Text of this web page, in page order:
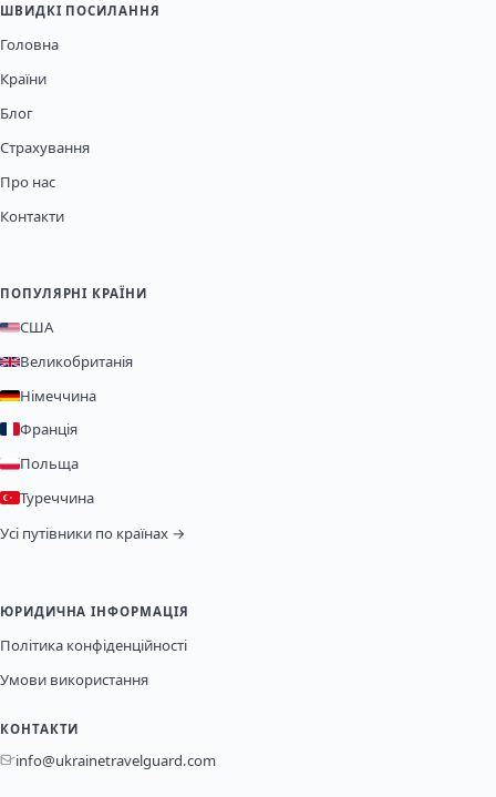
ШВИДКІ ПОСИЛАННЯ
Головна
Країни
Блог
Страхування
Про нас
Контакти
ПОПУЛЯРНІ КРАЇНИ
США
Великобританія
Німеччина
Франція
Польща
Туреччина
Усі путівники по країнах →
ЮРИДИЧНА ІНФОРМАЦІЯ
Політика конфіденційності
Умови використання
КОНТАКТИ
info@ukrainetravelguard.com